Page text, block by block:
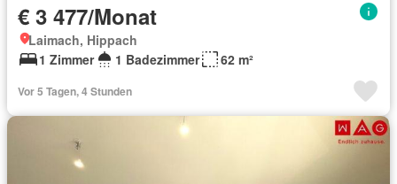
€ 3 477/Monat
Laimach, Hippach
1 Zimmer
1 Badezimmer 62 m²
Vor 5 Tagen, 4 Stunden